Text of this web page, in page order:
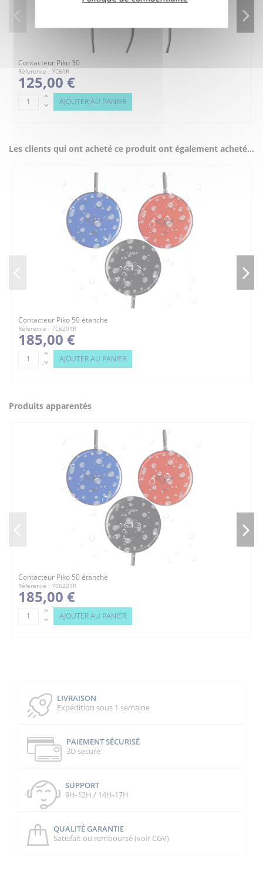
Contacteur Piko 30
Réference : 7C60R
125,00 €
AJOUTER AU PANIER
Les clients qui ont acheté ce produit ont également acheté...
Contacteur Piko 50 étanche
Réference : 7C6201R
185,00 €
AJOUTER AU PANIER
Produits apparentés
Contacteur Piko 50 étanche
Réference : 7C6201R
185,00 €
AJOUTER AU PANIER
LIVRAISON
Expédition sous 1 semaine
PAIEMENT SÉCURISÉ
3D secure
SUPPORT
9H-12H / 14H-17H
QUALITÉ GARANTIE
Satisfait ou remboursé (voir CGV)